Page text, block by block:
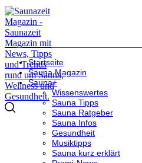
Startseite
Sauna Magazin
Sauna+
Wissenswertes
Sauna Tipps
Sauna Ratgeber
Sauna Infos
Gesundheit
Musiktipps
Sauna kurz erklärt